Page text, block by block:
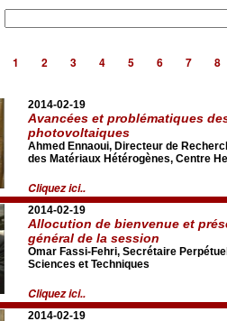
1 2 3 4 5 6 7 8
2014-02-19
Avancées et problématiques
photovoltaiques
Ahmed Ennaoui, Directeur de
des Matériaux Hétérogènes, Centre
Cliquez ici..
2014-02-19
Allocution de bienvenue et
général de la session
Omar Fassi-Fehri, Secrétaire
Sciences et Techniques
Cliquez ici..
2014-02-19